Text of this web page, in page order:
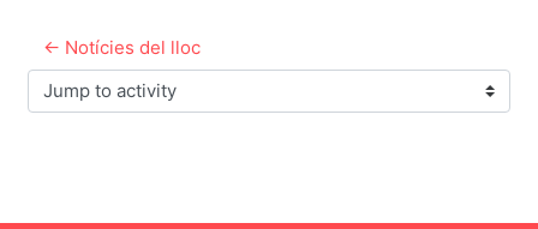
← Notícies del lloc
Jump to activity